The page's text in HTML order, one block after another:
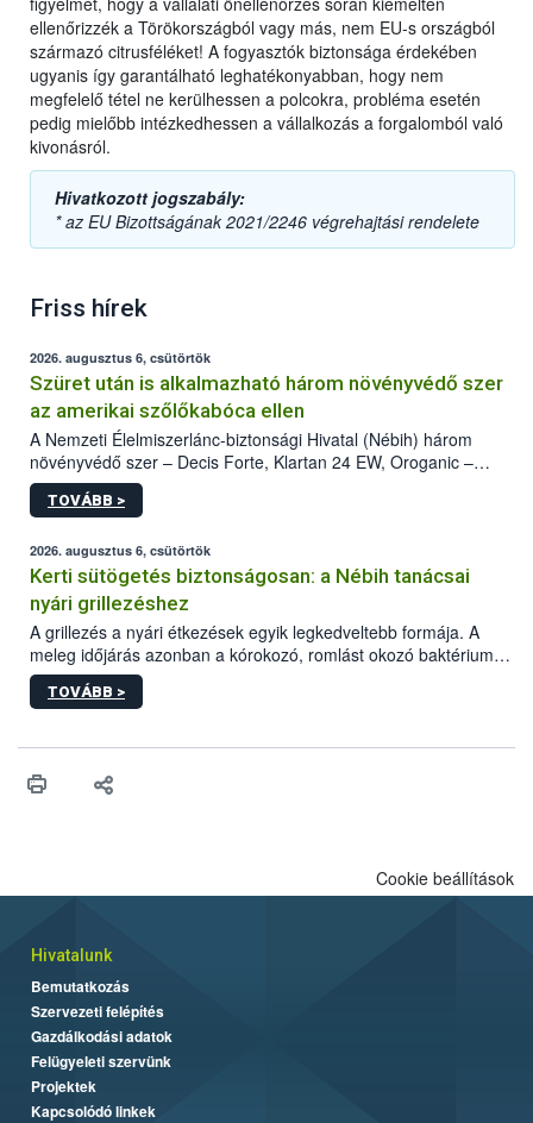
ellenőrizzék a Törökországból vagy más, nem EU-s országból
származó citrusféléket! A fogyasztók biztonsága érdekében
ugyanis így garantálható leghatékonyabban, hogy nem
megfelelő tétel ne kerülhessen a polcokra, probléma esetén
pedig mielőbb intézkedhessen a vállalkozás a forgalomból való
kivonásról.
Hivatkozott jogszabály:
* az EU Bizottságának 2021/2246 végrehajtási rendelete
Friss hírek
2026. augusztus 6, csütörtök
Szüret után is alkalmazható három növényvédő szer
az amerikai szőlőkabóca ellen
A Nemzeti Élelmiszerlánc-biztonsági Hivatal (Nébih) három
növényvédő szer – Decis Forte, Klartan 24 EW, Oroganic –
engedélyokiratát módosította, így azok a szüretet követően,
egészen a vesszőérettség (BBCH 91) stádiumáig
érésű szőlőkben is legyen lehetőség a károsító elleni további
védekezésre. Az Oroganic készítmény kis kiszerelésben kiskerti
felhasználók számára is elérhető és ökológiai termesztésben is
engedélyezett.
TOVÁBB >
2026. augusztus 6, csütörtök
Kerti sütögetés biztonságosan: a Nébih tanácsai
nyári grillezéshez
A grillezés a nyári étkezések egyik legkedveltebb formája. A
meleg időjárás azonban a kórokozó, romlást okozó baktériumok
gyorsabb szaporodásának is kedvez. A szabadtéri sütögetés
ezért nem csupán a megfelelő sütési technikáról szól: legalább
higiéniai szabályok betartása, a megfelelő hőkezelés, valamint a
biztonsági Hivatal (Nébih) Oktatási Programja összegyűjtötte a
TOVÁBB >
Cookie beállítások
Hivatalunk
Bemutatkozás
Szervezeti felépítés
Gazdálkodási adatok
Felügyeleti szervünk
Projektek
Kapcsolódó linkek